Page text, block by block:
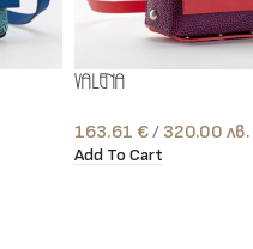
Valena
163.61 € лв.
Add To Cart